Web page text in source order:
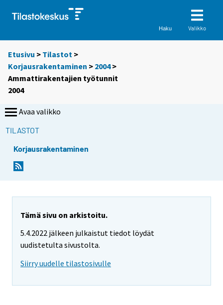
Haku Valikko
Etusivu > Tilastot >
Korjausrakentaminen > 2004>
Ammattirakentajien työtunnit
2004
Avaa valikko
TILASTOT
Korjausrakentaminen
Tämä sivu on arkistoitu.
5.4.2022 jälkeen julkaistut tiedot löydät
uudistetulta sivustolta.
Siirry uudelle tilastosivulle